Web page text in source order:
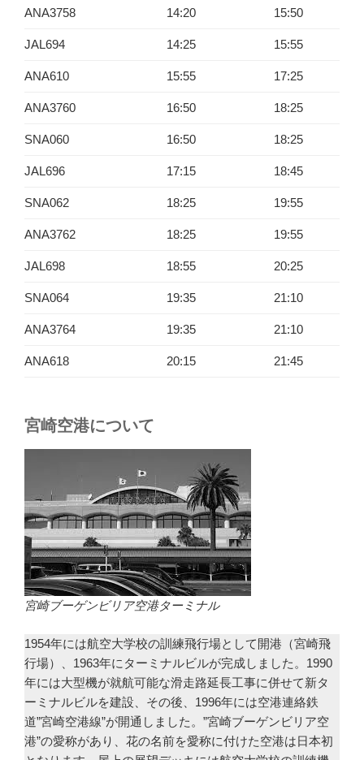
ANA3758 14:20 15:50
JAL694 14:25 15:55
ANA610 15:55 17:25
ANA3760 16:50 18:25
SNA060 16:50 18:25
JAL696 17:15 18:45
SNA062 18:25 19:55
ANA3762 18:25 19:55
JAL698 18:55 20:25
SNA064 19:35 21:10
ANA3764 19:35 21:10
ANA618 20:15 21:45
宮崎空港について
宮崎ブーゲンビリア空港ターミナル
1954年には航空大学校の訓練飛行場として開港（宮崎飛
行場）、1963年にターミナルビルが完成しました。1990
年には大型機が就航可能な滑走路延長工事に併せて新タ
ーミナルビルを建設、その後、1996年には空港連絡鉄
道”宮崎空港線”が開通しました。”宮崎ブーゲンビリア空
港”の愛称があり、花の名前を愛称に付けた空港は日本初